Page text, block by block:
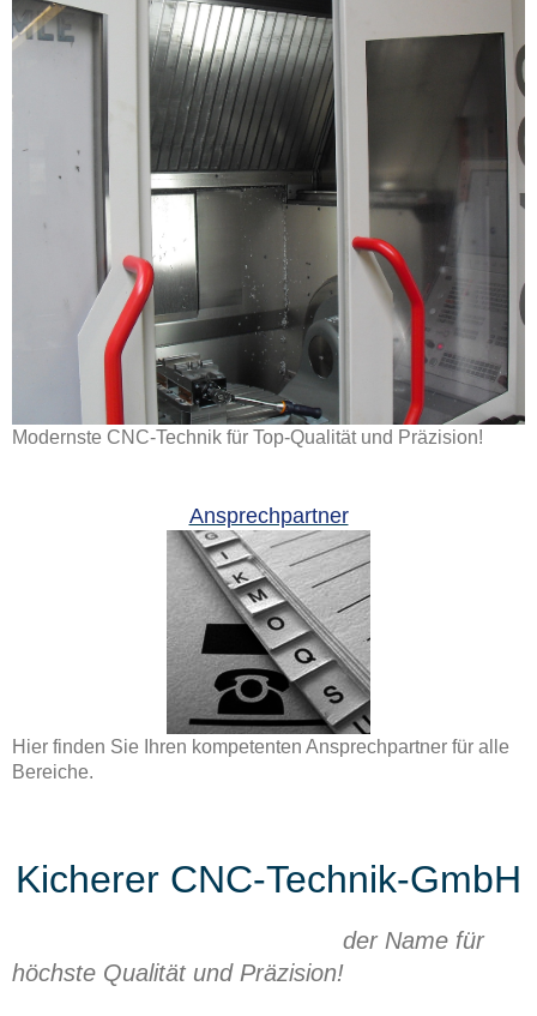
Modernste CNC-Technik für Top-Qualität und Präzision!
Ansprechpartner
Hier finden Sie Ihren kompetenten Ansprechpartner für alle
Bereiche.
Kicherer CNC-Technik-GmbH
der Name für
höchste Qualität und Präzision!